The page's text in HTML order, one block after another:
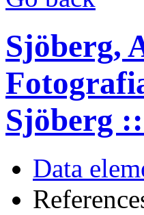
Sjöberg,
Sjöberg
Data